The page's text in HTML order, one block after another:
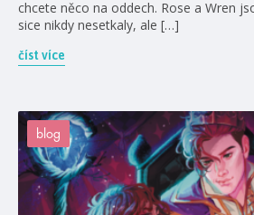
chcete něco na oddech. Rose a Wren
sice nikdy nesetkaly, ale […]
číst více
blog